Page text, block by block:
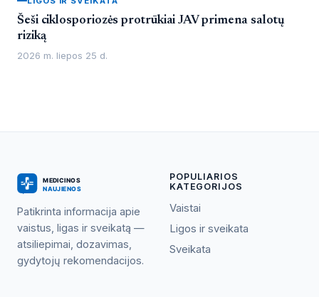
Šeši ciklosporiozės protrūkiai JAV primena salotų
riziką
2026 m. liepos 25 d.
Patikrinta informacija apie
vaistus, ligas ir sveikatą —
atsiliepimai, dozavimas,
gydytojų rekomendacijos.
POPULIARIOS
KATEGORIJOS
Vaistai
Ligos ir sveikata
Sveikata